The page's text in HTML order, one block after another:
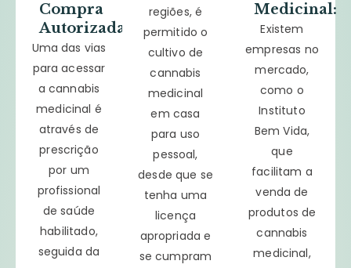
Compra
Autorizada:
Uma das vias
para acessar
a cannabis
medicinal é
através de
prescrição
por um
profissional
de saúde
habilitado,
seguida da
regiões, é
permitido o
cultivo de
cannabis
medicinal
em casa
para uso
pessoal,
desde que se
tenha uma
licença
apropriada e
se cumpram
Medicinal:
Existem
empresas no
mercado,
como o
Instituto
Bem Vida,
que
facilitam a
venda de
produtos de
cannabis
medicinal,